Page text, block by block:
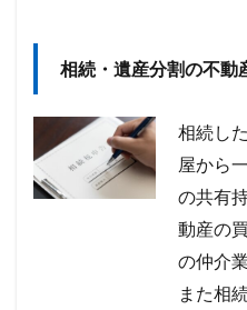
相続・遺産分割の不動
相続し
屋から
の共有
動産の
の仲介
また相